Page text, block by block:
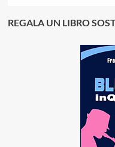
REGALA UN LIBRO